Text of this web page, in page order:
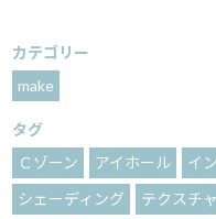
カテゴリー
make
タグ
Ｃゾーン
アイホール イ
シェーディング
テクスチ